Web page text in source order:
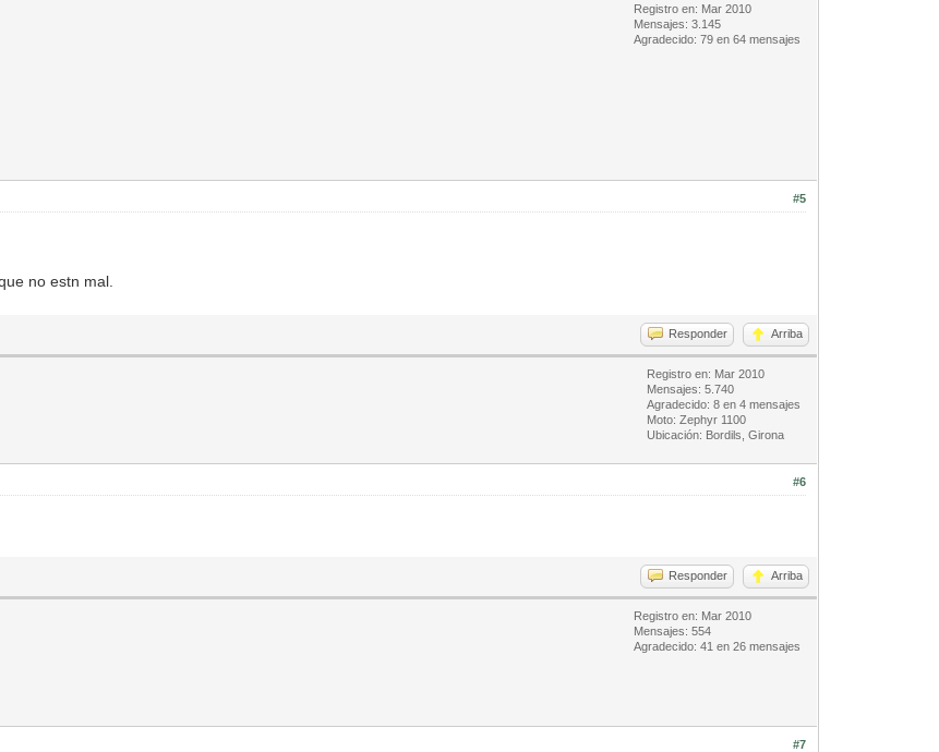
Registro en: Mar 2010
Mensajes: 3.145
Agradecido: 79 en 64 mensajes
#5
no estn mal.
Responder Arriba
Registro en: Mar 2010
Mensajes: 5.740
Agradecido: 8 en 4 mensajes
Moto: Zephyr 1100
Ubicación: Bordils, Girona
#6
Responder Arriba
Registro en: Mar 2010
Mensajes: 554
Agradecido: 41 en 26 mensajes
#7